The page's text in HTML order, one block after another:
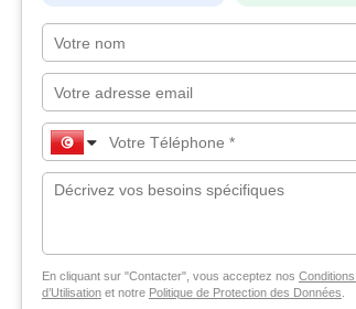
En cliquant sur "Contacter", vous acceptez nos
d’Utilisationet notre Politique de Protection des Données